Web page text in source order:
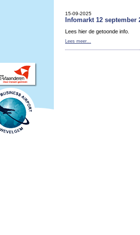
15-09-2025
Infomarkt 12 september
Lees hier de getoonde info.
Lees meer...